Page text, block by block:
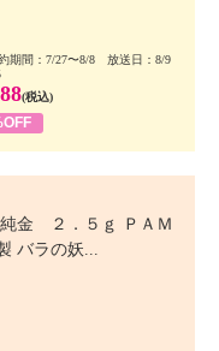
期間：7/27〜8/8 放送日：8/9
(税込)
金 ２．５ｇ ＰＡＭ
バラの妖...